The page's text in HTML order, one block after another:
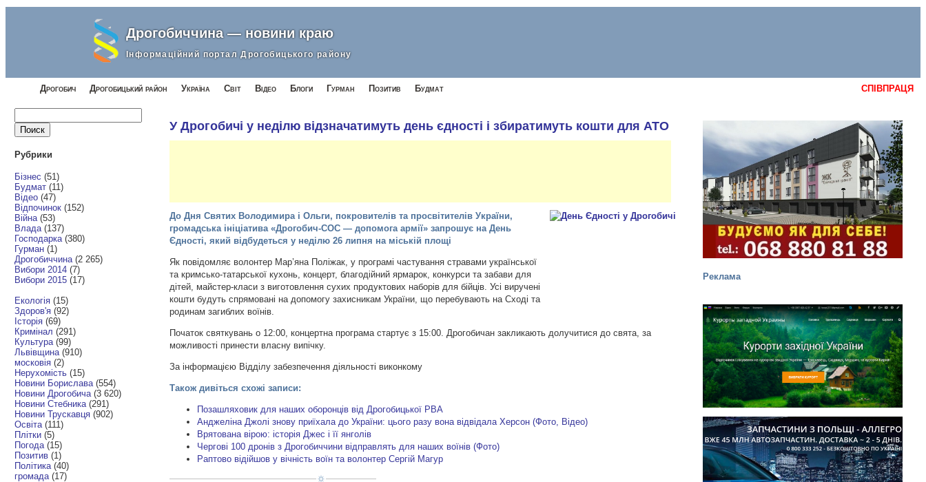
Дрогобиччина — новини краю
Інформаційний портал Дрогобицького району
Дрогобич Дрогобицький район Україна Світ Відео Блоги Гурман СПІВПРАЦЯ
Позитив Будмат
Реклама
Рубрики
Бізнес (51)
Будмат (11)
Відео (47)
Відпочинок (152)
Війна (53)
Влада (137)
Господарка (380)
Гурман (1)
Дрогобиччина (2 265)
Вибори 2014 (7)
Вибори 2015 (17)
Екологія (15)
Здоров'я (92)
Історія (69)
Кримінал (291)
Культура (99)
Львівщина (910)
московія (2)
Нерухомість (15)
Новини Борислава (554)
Новини Дрогобича (3 620)
Новини Стебника (291)
Новини Трускавця (902)
Освіта (111)
Плітки (5)
Погода (15)
Позитив (1)
Політика (40)
громада (17)
У Дрогобичі у неділю відзначатимуть день єдності і збиратимуть кошти для АТО
До Дня Святих Володимира і Ольги, покровителів та просвітителів України,
громадська ініціатива «Дрогобич-СОС — допомога армії» запрошує на День
Єдності, який відбудеться у неділю 26 липня на міській площі
Як повідомляє волонтер Мар’яна Поліжак, у програмі частування стравами української
та кримсько-татарської кухонь, концерт, благодійний ярмарок, конкурси та забави для
дітей, майстер-класи з виготовлення сухих продуктових наборів для бійців. Усі виручені
кошти будуть спрямовані на допомогу захисникам України, що перебувають на Сході та
родинам загиблих воїнів.
Початок святкувань о 12:00, концертна програма стартує з 15:00. Дрогобичан закликають долучитися до свята, за
можливості принести власну випічку.
За інформацією Відділу забезпечення діяльності виконкому
Також дивіться схожі записи:
Позашляховик для наших оборонців від Дрогобицької РВА
Анджеліна Джолі знову приїхала до України: цього разу вона відвідала Херсон (Фото, Відео)
Врятована вірою: історія Джес і її янголів
Чергові 100 дронів з Дрогобиччини відправлять для наших воїнів (Фото)
Раптово відійшов у вічність воїн та волонтер Сергій Магур